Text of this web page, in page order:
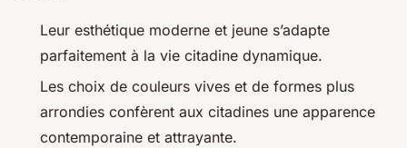
Leur esthétique moderne et jeune s’adapte
parfaitement à la vie citadine dynamique.
Les choix de couleurs vives et de formes plus
arrondies confèrent aux citadines une apparence
contemporaine et attrayante.